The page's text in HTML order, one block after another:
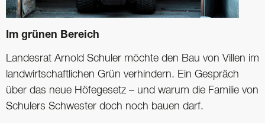
Im grünen Bereich
Landesrat Arnold Schuler möchte den Bau von Villen im
landwirtschaftlichen Grün verhindern. Ein Gespräch
über das neue Höfegesetz – und warum die Familie von
Schulers Schwester doch noch bauen darf.